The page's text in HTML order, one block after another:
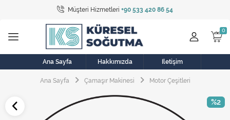
Müşteri Hizmetleri +90 533 420 86 54
Tüm Kategoriler
Bulaşık Makinesi
Buzdolabı
Çamaşır Kurutma Makinesi
Ana Sayfa Hakkımızda İletişim
Ana Sayfa Çamaşır Makinesi Motor Çeşitleri
%2